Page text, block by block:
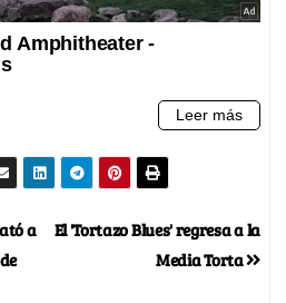
El 'Tortazo Blues' regresa a la
Media Torta
a